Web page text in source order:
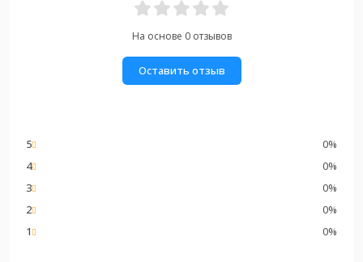
На основе 0 отзывов
Оставить отзыв
5
0%
4
0%
3
0%
2
0%
1
0%